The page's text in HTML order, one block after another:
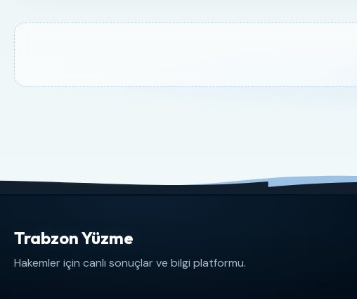
Trabzon Yüzme
Hakemler için canlı sonuçlar ve bilgi platformu.